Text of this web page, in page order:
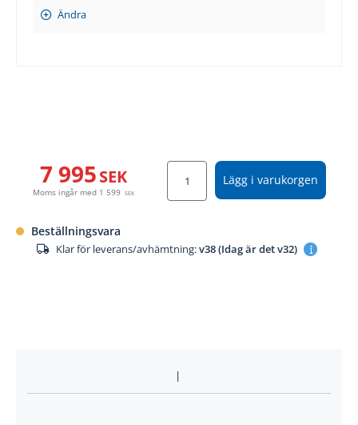
Ändra
Lägg i varukorgen
7 995SEK
Moms ingår med 1 599 SEK
Beställningsvara
Klar för leverans/avhämtning:v38 (Idag är det v32)